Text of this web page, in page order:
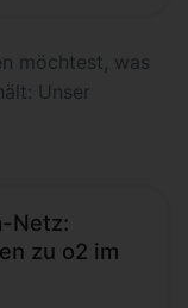
möchtest, was
Unser
Netz:
zu o2 im